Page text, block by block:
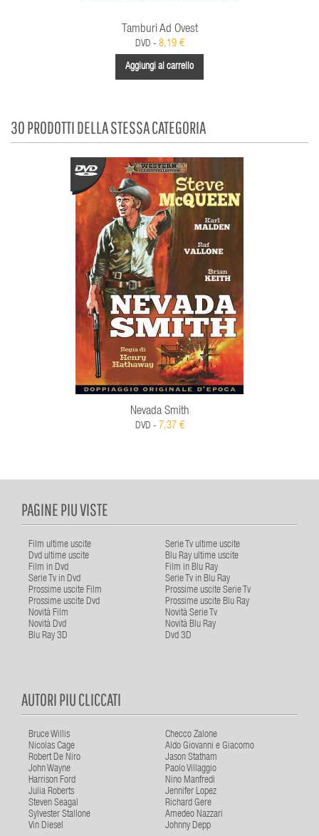
Tamburi Ad Ovest
DVD - 8,19 €
Aggiungi al carrello
30 PRODOTTI DELLA STESSA CATEGORIA
Nevada Smith
DVD - 7,37 €
PAGINE PIU VISTE
Film ultime uscite
Serie Tv ultime uscite
Dvd ultime uscite
Blu Ray ultime uscite
Film in Dvd
Film in Blu Ray
Serie Tv in Dvd
Serie Tv in Blu Ray
Prossime uscite Film
Prossime uscite Serie Tv
Prossime uscite Dvd
Prossime uscite Blu Ray
Novità Film
Novità Serie Tv
Novità Dvd
Novità Blu Ray
Blu Ray 3D
Dvd 3D
AUTORI PIU CLICCATI
Bruce Willis
Checco Zalone
Nicolas Cage
Aldo Giovanni e Giacomo
Robert De Niro
Jason Statham
John Wayne
Paolo Villaggio
Harrison Ford
Nino Manfredi
Julia Roberts
Jennifer Lopez
Steven Seagal
Richard Gere
Sylvester Stallone
Amedeo Nazzari
Vin Diesel
Johnny Depp